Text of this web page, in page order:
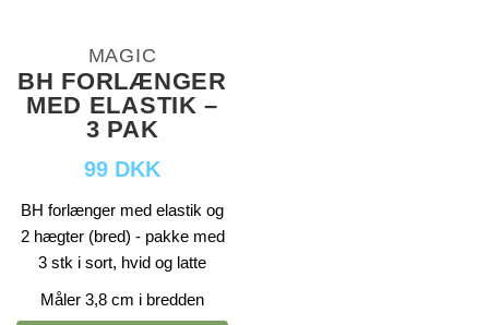
MAGIC
BH FORLÆNGER
MED ELASTIK –
3 PAK
99 DKK
BH forlænger med elastik og
2 hægter (bred) - pakke med
3 stk i sort, hvid og latte
Måler 3,8 cm i bredden